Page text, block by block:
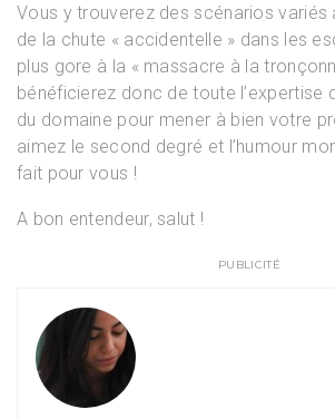
Vous y trouverez des scénarios variés
de la chute « accidentelle » dans les
plus gore à la « massacre à la
bénéficierez donc de toute l’expertise
du domaine pour mener à bien votre
aimez le second degré et l’humour
fait pour vous !
A bon entendeur, salut !
PUBLICITÉ